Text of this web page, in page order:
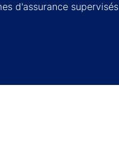
d'assurance supervisés